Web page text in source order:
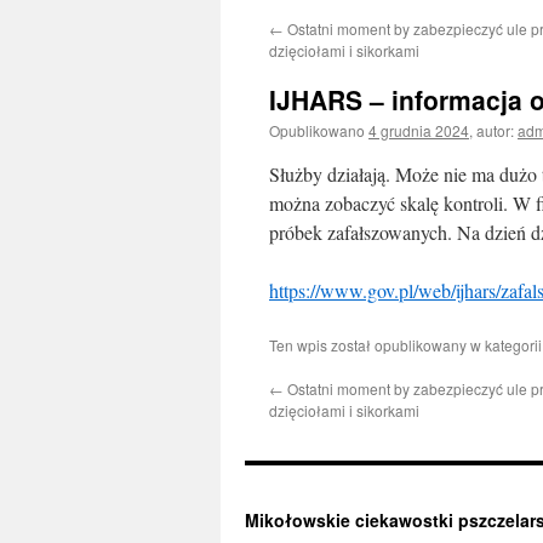
treści
← Ostatni moment by zabezpieczyć ule
dzięciołami i sikorkami
IJHARS – informacja
Opublikowano 4 grudnia 2024, autor:
Służby działają. Może nie ma
można zobaczyć skalę kontroli. W
próbek zafałszowanych. Na dzień
https://www.gov.pl/web/ijhars/
Ten wpis został opublikowany w kategorii
← Ostatni moment by zabezpieczyć ule
dzięciołami i sikorkami
Mikołowskie ciekawostki